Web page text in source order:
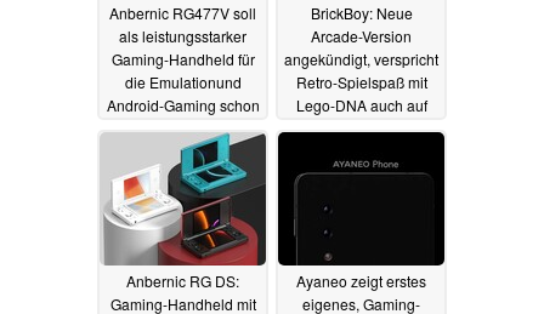
Anbernic RG477V soll
als leistungsstarker
Gaming-Handheld für
die Emulationund
Android-Gaming schon
in Kürze starten
26.11.2025
BrickBoy: Neue
Arcade-Version
angekündigt, verspricht
Retro-Spielspaß mit
Lego-DNA auch auf
großem Bildschirm
Anbernic RG DS:
Gaming-Handheld mit
Ayaneo zeigt erstes
eigenes, Gaming-